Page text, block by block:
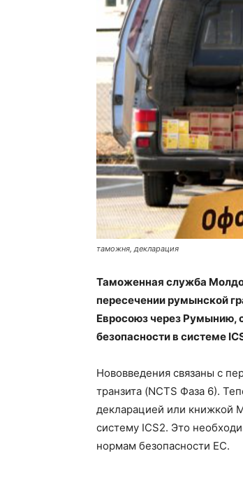
таможня, декларация
Таможенная служба
пересечении румынской
Евросоюз через Румынию,
безопасности в системе
Нововведения связаны с
транзита (NCTS Фаза 6).
декларацией или книжкой
систему ICS2. Это
нормам безопасности ЕС.